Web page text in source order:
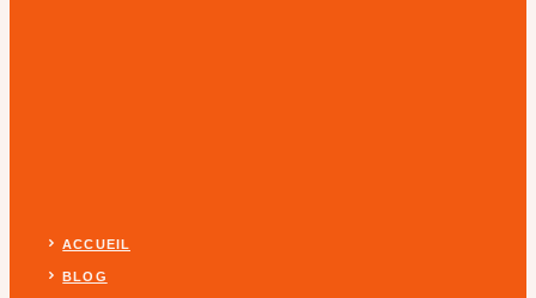
ACCUEIL
BLOG